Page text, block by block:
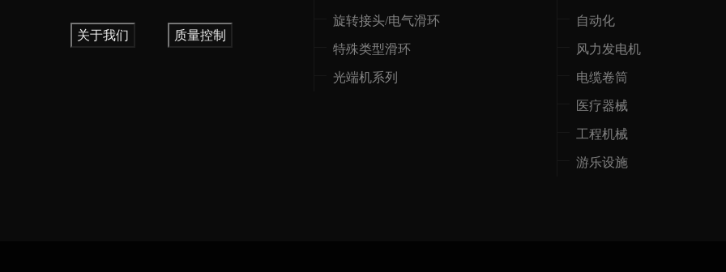
关于我们 质量控制
旋转接头/电气滑环
特殊类型滑环
光端机系列
自动化
风力发电机
电缆卷筒
医疗器械
工程机械
游乐设施